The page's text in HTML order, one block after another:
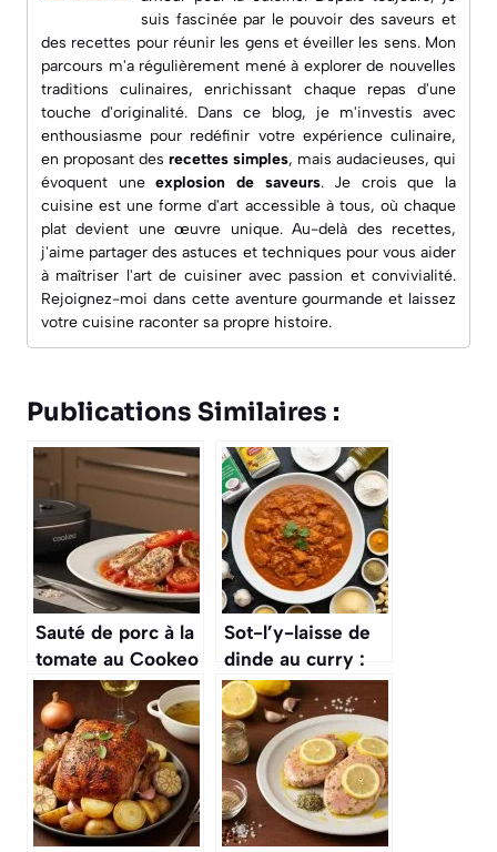
suis fascinée par le pouvoir des saveurs et
des recettes pour réunir les gens et éveiller les sens. Mon
parcours m'a régulièrement mené à explorer de nouvelles
traditions culinaires, enrichissant chaque repas d'une
touche d'originalité. Dans ce blog, je m'investis avec
enthousiasme pour redéfinir votre expérience culinaire,
en proposant des recettes simples, mais audacieuses, qui
évoquent uneexplosion de saveurs. Je crois que la
cuisine est une forme d'art accessible à tous, où chaque
plat devient une œuvre unique. Au-delà des recettes,
j'aime partager des astuces et techniques pour vous aider
à maîtriser l'art de cuisiner avec passion et convivialité.
Rejoignez-moi dans cette aventure gourmande et laissez
votre cuisine raconter sa propre histoire.
Publications Similaires :
Sauté de porc à la
tomate au Cookeo
: recette
savoureuse et
rapide
Sot-l’y-laisse de
dinde au curry :
recette
gourmande et
facile